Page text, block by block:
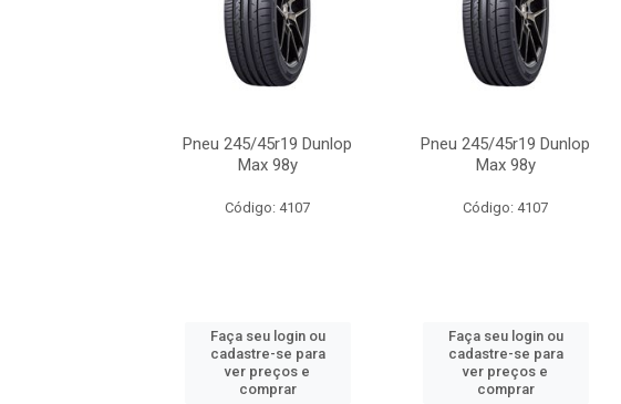
Pneu 245/45r19 Dunlop
Max 98y
Código: 4107
Faça seu login ou
cadastre-se para
ver preços e
comprar
Pneu 245/45r19 Dunlop
Max 98y
Código: 4107
Faça seu login ou
cadastre-se para
ver preços e
comprar